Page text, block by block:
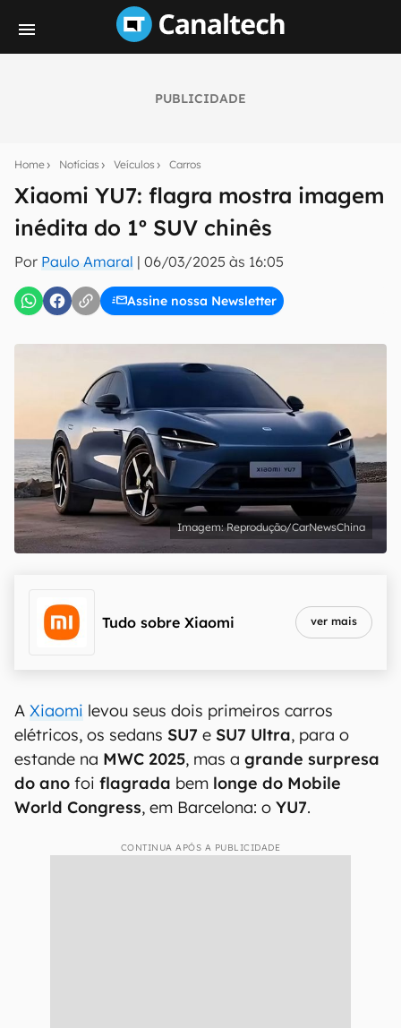
PUBLICIDADE
Home Notícias Veículos Carros
Xiaomi YU7: flagra mostra imagem
inédita do 1º SUV chinês
Por Paulo Amaral | 06/03/2025 às 16:05
Assine nossa Newsletter
notícias e reviews sobre tecnologia em primeira
E-mail
inscreva-se
Uso e Política de Privacidade do Canaltech.
Reprodução/CarNewsChina
Tudo sobre Xiaomi ver mais
A Xiaomi levou seus dois primeiros carros
elétricos, os sedans SU7 e SU7 Ultra, para o
estande na MWC 2025, mas a grande surpresa
do ano foi flagrada bem longe do Mobile
World Congress, em Barcelona: o YU7.
CONTINUA APÓS A PUBLICIDADE